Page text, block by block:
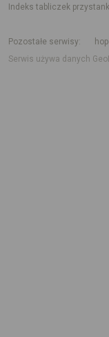
indeks tabliczek
Pozostałe serwisy
Serwis używa danych